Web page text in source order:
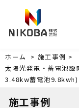
ホーム > 施工事例 >
太陽光発電・蓄電池設
3.48kw蓄電池9.8kwh)
施工事例